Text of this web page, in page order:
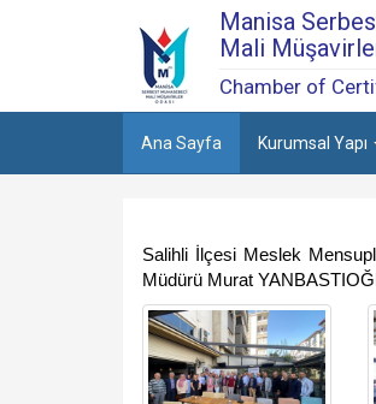
Manisa
Mali
Chamber of
Ana Sayfa Kurumsal Yapı
Salihli İlçesi Meslek
Müdürü Murat